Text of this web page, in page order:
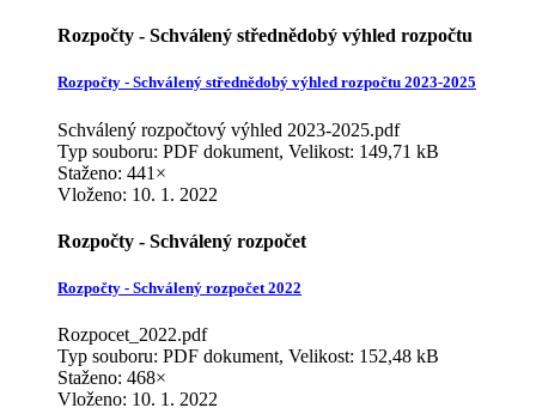
Rozpočty - Schválený střednědobý výhled rozpočtu
Rozpočty - Schválený střednědobý výhled rozpočtu 2023-2025
Schválený rozpočtový výhled 2023-2025.pdf
Typ souboru: PDF dokument, Velikost: 149,71 kB
Staženo: 441×
Vloženo: 10. 1. 2022
Rozpočty - Schválený rozpočet
Rozpočty - Schválený rozpočet 2022
Rozpocet_2022.pdf
Typ souboru: PDF dokument, Velikost: 152,48 kB
Staženo: 468×
Vloženo: 10. 1. 2022